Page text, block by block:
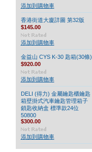
添加到購物車
香港街道大廈詳圖 第32版
$145.00
添加到購物車
金益山 CYS K-30 匙箱(30條)
$920.00
添加到購物車
DELI (得力) 金屬鑰匙櫃鑰匙
箱壁掛式汽車鑰匙管理箱子
鎖匙收納盒 標準款24位
50800
$300.00
添加到購物車